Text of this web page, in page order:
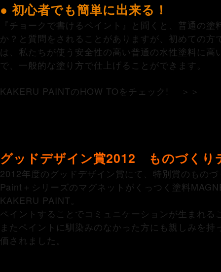
● 初心者でも簡単に出来る！
『チョークで書けるペイント』と聞くと、普通の
か？と質問をされることがありますが、初めての
は、私たちが使う安全性の高い普通の水性塗料に
で、一般的な塗り方で仕上げることができます。
KAKERU PAINTのHOW TOをチェック! ＞＞
グッドデザイン賞2012 ものづくり
2012年度のグッドデザイン賞にて、特別賞のもの
Paint＋シリーズのマグネットがくっつく塗料
KAKERU PAINT。
ペイントすることでコミュニケーションが生まれ
またペイントに馴染みのなかった方にも親しみを
価されました。